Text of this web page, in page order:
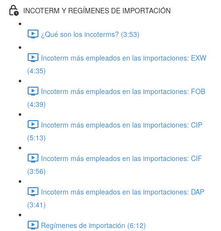
INCOTERM Y REGÍMENES DE IMPORTACIÓN
¿Qué son los incoterms? (3:53)
Incoterm más empleados en las importaciones: EXW
(4:35)
Incoterm más empleados en las importaciones: FOB
(4:39)
Incoterm más empleados en las importaciones: CIP
(5:13)
Incoterm más empleados en las importaciones: CIF
(3:56)
Incoterm más empleados en las importaciones: DAP
(3:41)
Regímenes de importación (6:12)